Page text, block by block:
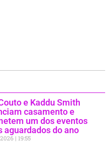
e Kaddu Smith
casamento e
um dos eventos
aguardados do ano
19:55